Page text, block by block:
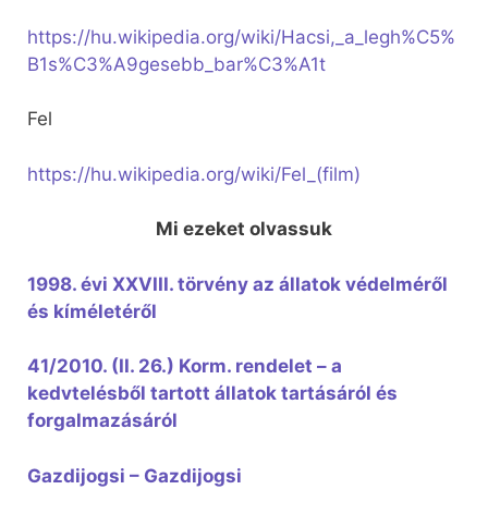
https://hu.wikipedia.org/wiki/Hacsi,_a_legh%C5%
B1s%C3%A9gesebb_bar%C3%A1t
Fel
https://hu.wikipedia.org/wiki/Fel_(film)
Mi ezeket olvassuk
1998. évi XXVIII. törvény az állatok védelméről
és kíméletéről
41/2010. (II. 26.) Korm. rendelet – a
kedvtelésből tartott állatok tartásáról és
forgalmazásáról
Gazdijogsi – Gazdijogsi